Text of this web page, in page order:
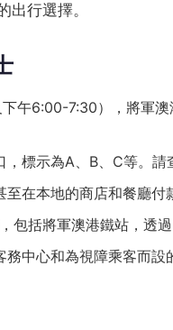
出行選擇。
午6:00-7:30），將軍
標示為A、B、C等。請
在本地的商店和餐廳付
包括將軍澳港鐵站，透過
中心和為視障乘客而設